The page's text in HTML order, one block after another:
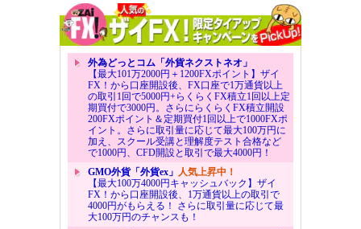
外為どっとコム「外貨ネクストネオ」
【最大101万2000円＋1200FXポイント】ザイ
FX！から口座開設後、FX口座で1万通貨以上
の取引1回で5000円+らくらくFX積立1回以上定
期買付で3000円。さらにらくらくFX積立開設
200FXポイント＆定期買付1回以上で1000FXポ
イント。さらに取引量に応じて最大100万円に
加え、スクール受講と理解度テスト合格など
で1000円、CFD開設と取引で最大4000円！
GMO外貨「外貨ex」 人気上昇中！
【最大100万4000円キャッシュバック】ザイ
FX！から口座開設後、1万通貨以上の取引で
4000円がもらえる！ さらに取引量に応じて最
大100万円のチャンスも！